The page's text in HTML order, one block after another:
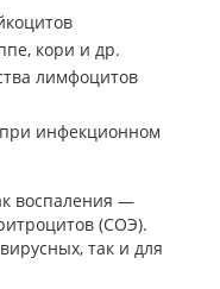
кори и др.
лимфоцитов
при инфекционном
воспаления —
(СОЭ).
так и для